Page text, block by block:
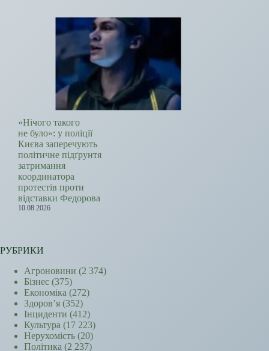
«Нічого такого
не було»: у поліції
Києва заперечують
політичне підґрунтя
затримання
координатора
протестів проти
відставки Федорова
10.08.2026
РУБРИКИ
Агроновини (2 374)
Бізнес (375)
Економіка (272)
Здоров’я (352)
Інциденти (412)
Культура (17 223)
Нерухомість (20)
Політика (2 237)